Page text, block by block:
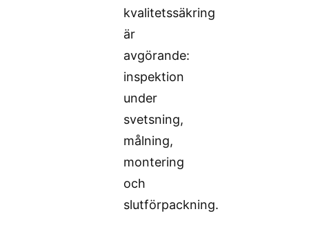
kvalitetssäkring
är
avgörande:
inspektion
under
svetsning,
målning,
montering
och
slutförpackning.